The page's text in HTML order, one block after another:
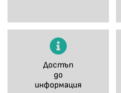
Достъп
до
информация